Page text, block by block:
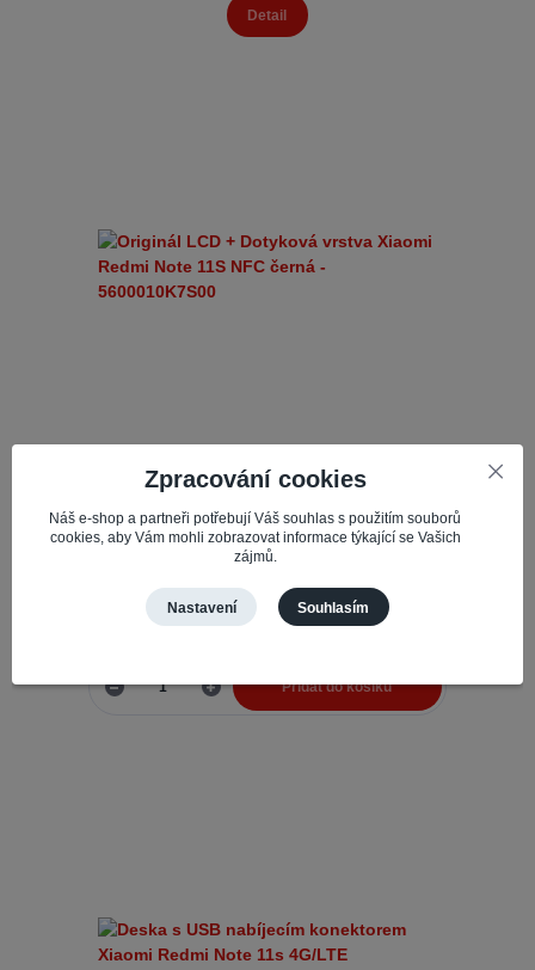
Detail
11S NFC černá - 5600010K7S00
Číslo produktu: 61533Výběr mezi originálním a
kompatibilním LCD a dotykovou vrstvou závisí na
několika faktorech, jako jsou vaše potřeby, rozpočet
1 774,77 Kč
1 466,75 Kč
Skladem 1
Přidat do košíku
Zpracování cookies
Náš e-shop a partneři potřebují Váš souhlas s použitím souborů
cookies, aby Vám mohli zobrazovat informace týkající se Vašich
zájmů.
Nastavení Souhlasím